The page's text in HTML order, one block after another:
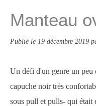
Manteau
Publié le 19 décembre 2019
Un défi d'un genre un peu
capuche noir très
sous pull et pulls- qui était